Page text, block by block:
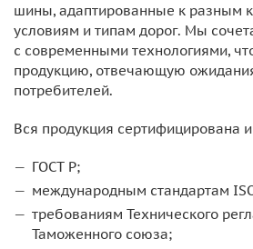
шины, адаптированные к разным
условиям и типам дорог. Мы
с современными технологиями,
продукцию, отвечающую
потребителей.
Вся продукция сертифицирована и
ГОСТ Р;
международным стандартам
требованиям Технического
Таможенного союза;